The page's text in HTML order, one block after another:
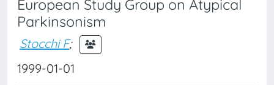
European Study Group on Atypical
Parkinsonism
Stocchi F;
1999-01-01